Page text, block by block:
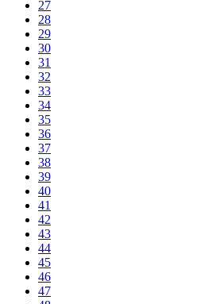
27
28
29
30
31
32
33
34
35
36
37
38
39
40
41
42
43
44
45
46
47